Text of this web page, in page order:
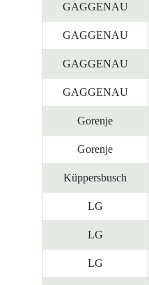
GAGGENAU
GAGGENAU
GAGGENAU
GAGGENAU
Gorenje
Gorenje
Küppersbusch
LG
LG
LG